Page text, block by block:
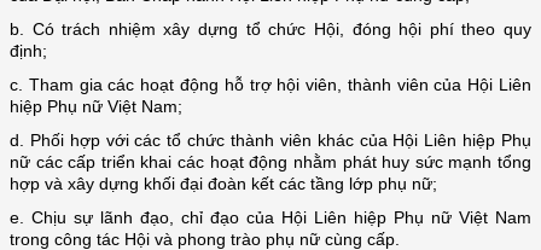
b. Có trách nhiệm xây dựng tổ chức Hội, đóng hội phí theo quy
định;
c. Tham gia các hoạt động hỗ trợ hội viên, thành viên của Hội Liên
hiệp Phụ nữ Việt Nam;
d. Phối hợp với các tổ chức thành viên khác của Hội Liên hiệp Phụ
nữ các cấp triển khai các hoạt động nhằm phát huy sức mạnh tổng
hợp và xây dựng khối đại đoàn kết các tầng lớp phụ nữ;
e. Chịu sự lãnh đạo, chỉ đạo của Hội Liên hiệp Phụ nữ Việt Nam
trong công tác Hội và phong trào phụ nữ cùng cấp.